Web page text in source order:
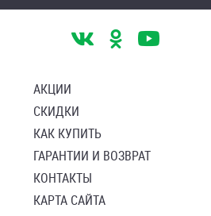
АКЦИИ
СКИДКИ
КАК КУПИТЬ
ГАРАНТИИ И ВОЗВРАТ
КОНТАКТЫ
КАРТА САЙТА